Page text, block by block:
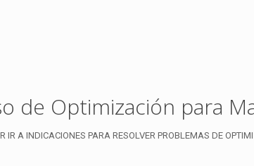
de Optimización para
IR A INDICACIONES PARA RESOLVER PROBLEMAS DE